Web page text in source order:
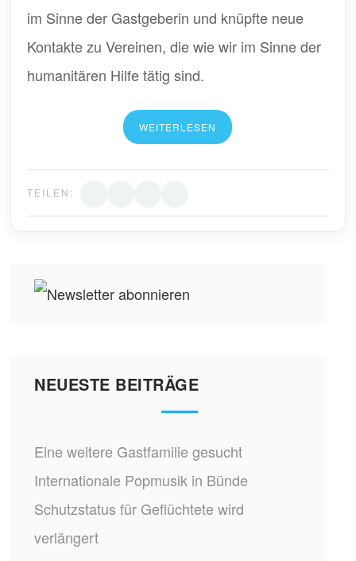
im Sinne der Gastgeberin und knüpfte neue
Kontakte zu Vereinen, die wie wir im Sinne der
humanitären Hilfe tätig sind.
WEITERLESEN
TEILEN:
NEUESTE BEITRÄGE
Eine weitere Gastfamilie gesucht
Internationale Popmusik in Bünde
Schutzstatus für Geflüchtete wird
verlängert